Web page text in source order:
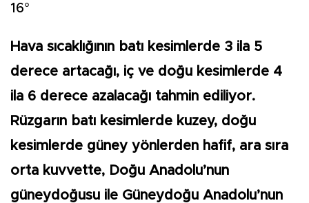
16°
Hava sıcaklığının batı kesimlerde 3 ila 5
derece artacağı, iç ve doğu kesimlerde 4
ila 6 derece azalacağı tahmin ediliyor.
Rüzgarın batı kesimlerde kuzey, doğu
kesimlerde güney yönlerden hafif, ara sıra
orta kuvvette, Doğu Anadolu’nun
güneydoğusu ile Güneydoğu Anadolu’nun